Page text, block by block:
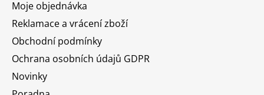
Moje objednávka
Reklamace a vrácení zboží
Obchodní podmínky
Ochrana osobních údajů GDPR
Novinky